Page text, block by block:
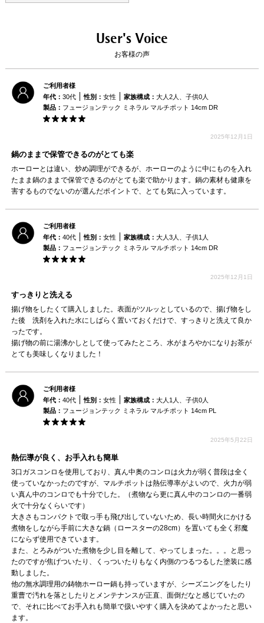
フュージョンテック ミネラルに
User's Voice
お客様の声
ご利用者様
年代： 30代 性別： 女性 家族構成： 大人2人、子供0人
製品： フュージョンテック ミネラル マルチポット 14cm DR
2025年12月1日
鍋のままで保管できるのがとても楽
ホーローとは違い、炒め調理ができるが、ホーローのように中にものを入れ
たまま鍋のままで保管できるのがとても楽で助かります。鍋の素材も健康を
害するものでないのが選んだポイントで、とても気に入っています。
ご利用者様
年代： 40代 性別： 女性 家族構成： 大人3人、子供1人
製品： フュージョンテック ミネラル マルチポット 14cm DR
2025年12月1日
すっきりと洗える
揚げ物をしたくて購入しました。表面がツルッとしているので、揚げ物をし
た後 洗剤を入れた水にしばらく置いておくだけで、すっきりと洗えて良か
ったです。
揚げ物の前に湯沸かしとして使ってみたところ、水がまろやかになりお茶が
とても美味しくなりました！
ご利用者様
年代： 40代 性別： 女性 家族構成： 大人1人、子供0人
製品： フュージョンテック ミネラル マルチポット 14cm PL
2025年5月22日
熱伝導が良く、お手入れも簡単
3口ガスコンロを使用しており、真ん中奥のコンロは火力が弱く普段は全く
使っていなかったのですが、マルチポットは熱伝導率がよいので、火力が弱
い真ん中のコンロでも十分でした。（煮物なら更に真ん中のコンロの一番弱
火で十分なくらいです）
大きさもコンパクトで取っ手も飛び出していないため、長い時間火にかける
煮物をしながら手前に大きな鍋（ロースターの28cm）を置いても全く邪魔
にならず使用できています。
また、とろみがついた煮物を少し目を離して、やってしまった。。。と思っ
たのですが焦げついたり、くっついたりもなく内側のつるつるした塗装に感
動しました。
他の無水調理用の鋳物ホーロー鍋も持っていますが、シーズニングをしたり
重曹で汚れを落としたりとメンテナンスが正直、面倒だなと感じていたの
で、それに比べてお手入れも簡単で扱いやすく購入を決めてよかったと思い
ます。